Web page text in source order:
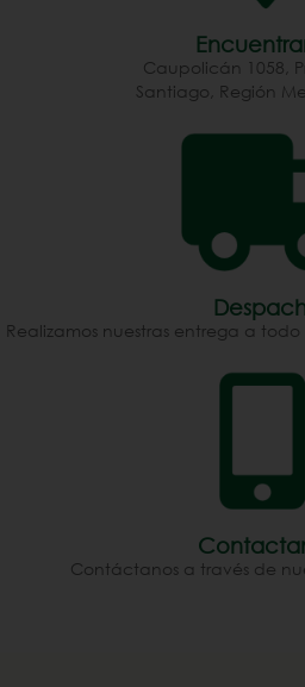
✔ Reutilizables y resistentes
¡Añade un toque rústico y
sostenible a tus proyectos
Caupolicán 1058,
Santiago, Región
Realizamos nuestras entrega a todo
Contáctanos a través de